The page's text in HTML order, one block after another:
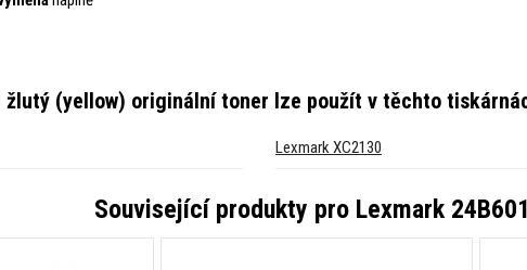
žlutý (yellow) originální toner lze použít v těchto
Lexmark XC2130
Související produkty pro Lexmark